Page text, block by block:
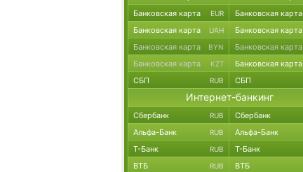
Банковская карта EUR Банковская карта
Банковская карта UAH Банковская карта
Банковская карта BYN Банковская карта
Банковская карта KZT Банковская карта
СБП RUB СБП
Интернет-банкинг
Сбербанк RUB Сбербанк
Альфа-Банк RUB Альфа-Банк
Т-Банк RUB Т-Банк
ВТБ RUB ВТБ